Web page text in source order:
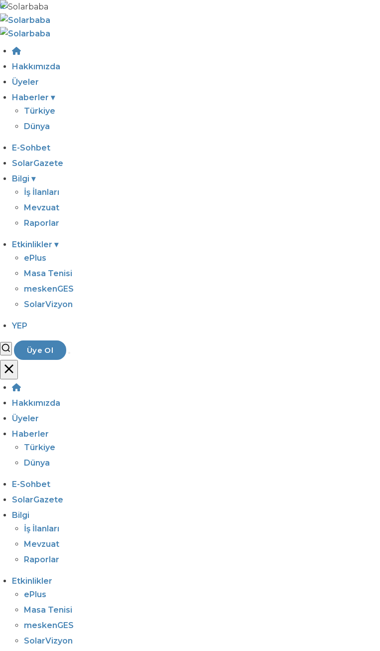
Hakkımızda
Üyeler
Haberler ▾
Türkiye
Dünya
E-Sohbet
SolarGazete
Bilgi ▾
İş İlanları
Mevzuat
Raporlar
Etkinlikler ▾
ePlus
Masa Tenisi
meskenGES
SolarVizyon
YEP
Üye Ol
Hakkımızda
Üyeler
Haberler
Türkiye
Dünya
E-Sohbet
SolarGazete
Bilgi
İş İlanları
Mevzuat
Raporlar
Etkinlikler
ePlus
Masa Tenisi
meskenGES
SolarVizyon